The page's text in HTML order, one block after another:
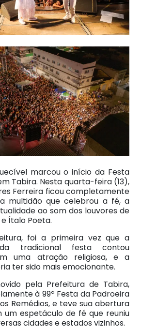
marcou o início da Festa
Tabira. Nesta quarta-feira (13),
Ferreira ficou completamente
multidão que celebrou a fé, a
ao som dos louvores de
Ítalo Poeta.
foi a primeira vez que a
tradicional festa contou
uma atração religiosa, e a
ter sido mais emocionante.
pela Prefeitura de Tabira,
à 99ª Festa da Padroeira
Remédios, e teve sua abertura
um espetáculo de fé que reuniu
cidades e estados vizinhos.